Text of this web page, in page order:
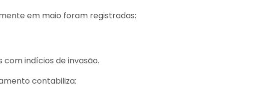
em maio foram registradas:
indícios de invasão.
contabiliza: